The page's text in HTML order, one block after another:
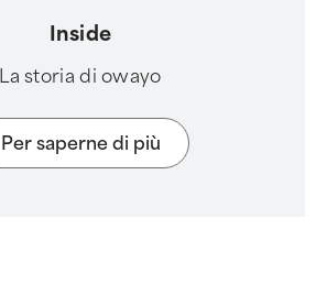
Inside
La storia di owayo
Per saperne di più